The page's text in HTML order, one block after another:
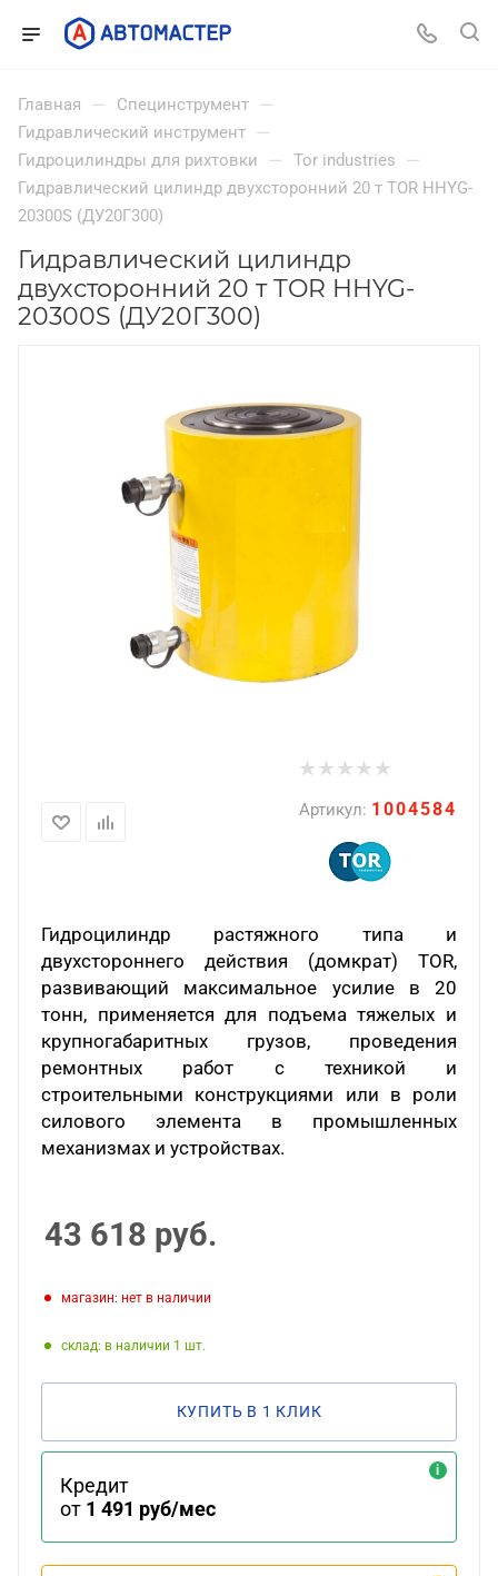
Главная — Специнструмент —
Гидравлический инструмент —
Гидроцилиндры для рихтовки — Tor industries —
Гидравлический цилиндр двухсторонний 20 т TOR HHYG-
20300S (ДУ20Г300)
Гидравлический цилиндр
двухсторонний 20 т TOR HHYG-
20300S (ДУ20Г300)
Артикул: 1004584
Гидроцилиндр растяжного типа и
двухстороннего действия (домкрат) TOR,
развивающий максимальное усилие в 20
тонн, применяется для подъема тяжелых и
крупногабаритных грузов, проведения
ремонтных работ с техникой и
строительными конструкциями или в роли
силового элемента в промышленных
механизмах и устройствах.
43 618 руб.
Магазин: нет в наличии
Склад: в наличии 1
КУПИТЬ В 1 КЛИК
Кредит
от 1 491 руб/мес